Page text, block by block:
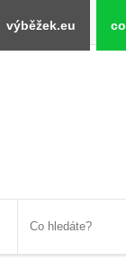
výběžek.eu